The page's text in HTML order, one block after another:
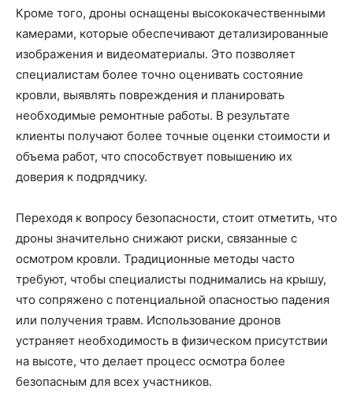
Кроме того, дроны оснащены высококачественными
камерами, которые обеспечивают детализированные
изображения и видеоматериалы. Это позволяет
специалистам более точно оценивать состояние
кровли, выявлять повреждения и планировать
необходимые ремонтные работы. В результате
клиенты получают более точные оценки стоимости и
объема работ, что способствует повышению их
доверия к подрядчику.
Переходя к вопросу безопасности, стоит отметить, что
дроны значительно снижают риски, связанные с
осмотром кровли. Традиционные методы часто
требуют, чтобы специалисты поднимались на крышу,
что сопряжено с потенциальной опасностью падения
или получения травм. Использование дронов
устраняет необходимость в физическом присутствии
на высоте, что делает процесс осмотра более
безопасным для всех участников.